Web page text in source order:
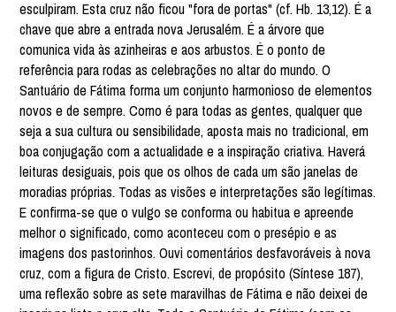
esculpiram. Esta cruz não ficou "fora de portas" (cf. Hb. 13,12). É a
chave que abre a entrada nova Jerusalém. É a árvore que
comunica vida às azinheiras e aos arbustos. É o ponto de
referência para rodas as celebrações no altar do mundo. O
Santuário de Fátima forma um conjunto harmonioso de elementos
novos e de sempre. Como é para todas as gentes, qualquer que
seja a sua cultura ou sensibilidade, aposta mais no tradicional, em
boa conjugação com a actualidade e a inspiração criativa. Haverá
leituras desiguais, pois que os olhos de cada um são janelas de
moradias próprias. Todas as visões e interpretações são legítimas.
E confirma-se que o vulgo se conforma ou habitua e apreende
melhor o significado, como aconteceu com o presépio e as
imagens dos pastorinhos. Ouvi comentários desfavoráveis à nova
cruz, com a figura de Cristo. Escrevi, de propósito (Síntese 187),
uma reflexão sobre as sete maravilhas de Fátima e não deixei de